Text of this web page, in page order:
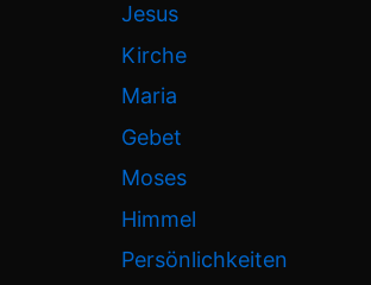
Jesus
Kirche
Maria
Gebet
Moses
Himmel
Persönlichkeiten